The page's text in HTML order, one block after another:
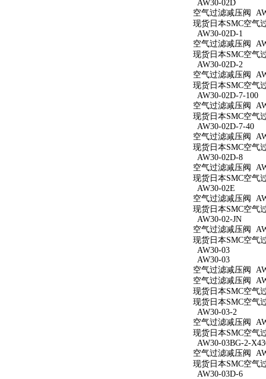
AW30-02D
空气过滤减压阀
现货日本SMC空气
AW30-02D-1
空气过滤减压阀
现货日本SMC空气
AW30-02D-2
空气过滤减压阀
现货日本SMC空气
AW30-02D-7-100
空气过滤减压阀
现货日本SMC空气
AW30-02D-7-40
空气过滤减压阀
现货日本SMC空气
AW30-02D-8
空气过滤减压阀
现货日本SMC空气
AW30-02E
空气过滤减压阀
现货日本SMC空气
AW30-02-JN
空气过滤减压阀
现货日本SMC空气
AW30-03
AW30-03
空气过滤减压阀
空气过滤减压阀
现货日本SMC空气
现货日本SMC空气
AW30-03-2
空气过滤减压阀
现货日本SMC空气
AW30-03BG-2-
空气过滤减压阀
现货日本SMC空气
AW30-03D-6